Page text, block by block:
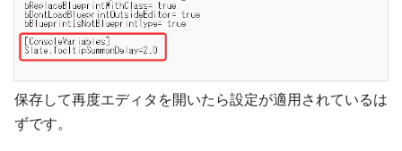
保存して再度エディタを開いたら設定が適用されているは
ずです。